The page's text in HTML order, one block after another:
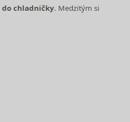
do chladničky. Medzitým si